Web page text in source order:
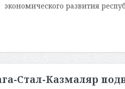
экономического развития
Стал-Казмаляр